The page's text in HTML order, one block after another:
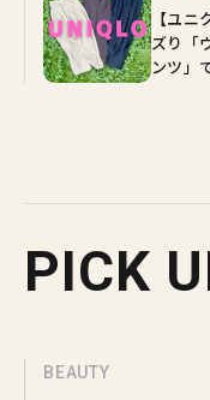
【ユ
ズり「
ンツ」
PICK
BEAUTY